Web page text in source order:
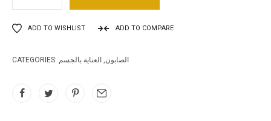
ADD TO WISHLIST ADD TO COMPARE
CATEGORIES: الصابون, العناية بالجسم